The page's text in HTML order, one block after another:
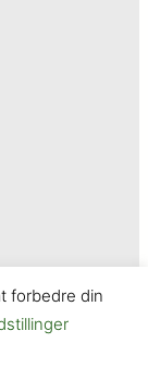
forbedre din